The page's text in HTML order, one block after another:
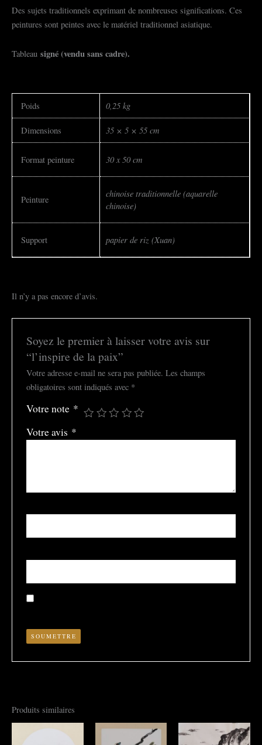
Des sujets traditionnels exprimant de nombreuses significations. Ces
peintures sont peintes avec le matériel traditionnel asiatique.
Tableau signé (vendu sans cadre).
Poids 0,25 kg
Dimensions 35 × 5 × 55 cm
Format peinture 30 x 50 cm
Peinture
chinoise traditionnelle (aquarelle
chinoise)
Support papier de riz (Xuan)
Il n’y a pas encore d’avis.
Soyez le premier à laisser votre avis sur
“l’inspire de la paix”
Votre adresse e-mail ne sera pas publiée. Les champs
obligatoires sont indiqués avec *
Votre note *
Votre avis *
Produits similaires